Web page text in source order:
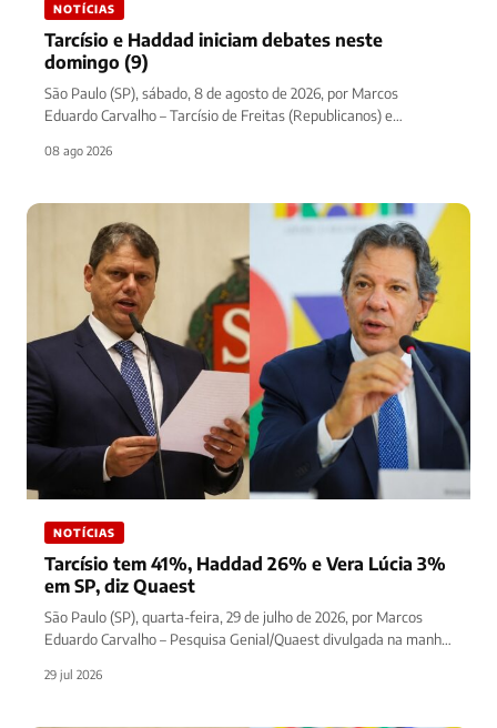
NOTÍCIAS
Tarcísio e Haddad iniciam debates neste
domingo (9)
São Paulo (SP), sábado, 8 de agosto de 2026, por Marcos
Eduardo Carvalho – Tarcísio de Freitas (Republicanos) e
08 ago 2026
NOTÍCIAS
Tarcísio tem 41%, Haddad 26% e Vera Lúcia 3%
em SP, diz Quaest
São Paulo (SP), quarta-feira, 29 de julho de 2026, por Marcos
Eduardo Carvalho – Pesquisa Genial/Quaest divulgada na manhã
29 jul 2026